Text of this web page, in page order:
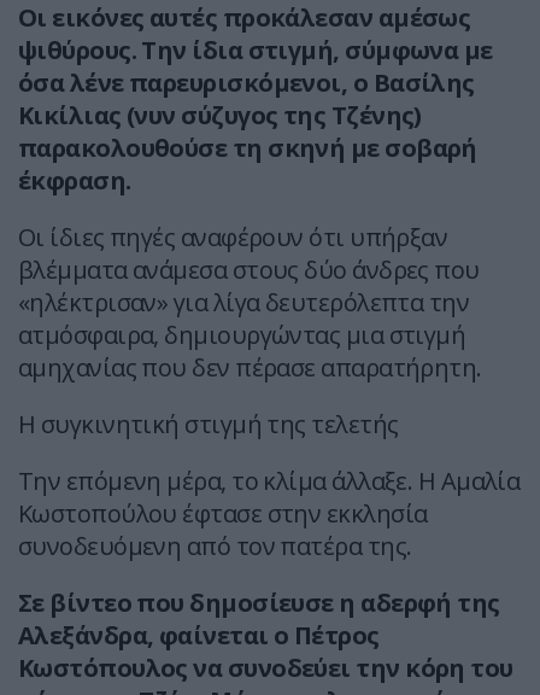
Οι εικόνες αυτές προκάλεσαν αμέσως
ψιθύρους. Την ίδια στιγμή, σύμφωνα με
όσα λένε παρευρισκόμενοι, ο Βασίλης
Κικίλιας (νυν σύζυγος της Τζένης)
παρακολουθούσε τη σκηνή με σοβαρή
έκφραση.
Οι ίδιες πηγές αναφέρουν ότι υπήρξαν
βλέμματα ανάμεσα στους δύο άνδρες που
«ηλέκτρισαν» για λίγα δευτερόλεπτα την
ατμόσφαιρα, δημιουργώντας μια στιγμή
αμηχανίας που δεν πέρασε απαρατήρητη.
Η συγκινητική στιγμή της τελετής
Την επόμενη μέρα, το κλίμα άλλαξε. Η Αμαλία
Κωστοπούλου έφτασε στην εκκλησία
συνοδευόμενη από τον πατέρα της.
Σε βίντεο που δημοσίευσε η αδερφή της
Αλεξάνδρα, φαίνεται ο Πέτρος
Κωστόπουλος να συνοδεύει την κόρη του